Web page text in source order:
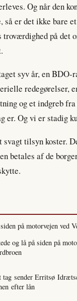
Og når den
så er det ikke bare
på det
syv år, en BDO-
redegørelser,
og et indgreb
er. Og vi er stadig
svagt tilsyn koster.
betales af de
på motorvejen ved
og lå på siden på
tag sender Erritsø
efter lån